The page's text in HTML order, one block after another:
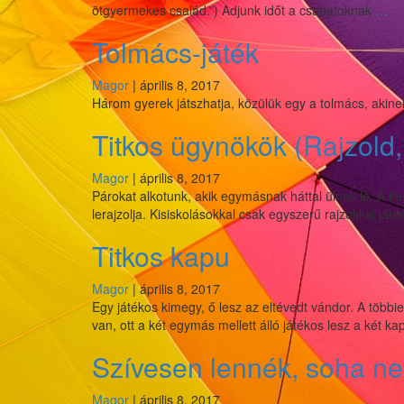
ötgyermekes család.”) Adjunk időt a csapatoknak …
Tolmács-játék
Magor | április 8, 2017
Három gyerek játszhatja, közülük egy a tolmács,
Titkos ügynökök
Magor | április 8, 2017
Párokat alkotunk, akik egymásnak háttal ülnek le. A
lerajzolja. Kisiskolásokkal csak egyszerű rajzokkal
Titkos kapu
Magor |április 8, 2017
Egy játékos kimegy, ő lesz az eltévedt vándor. A
van, ott a két egymás mellett álló játékos lesz a két
Szívesen lennék, soha
Magor | április 8, 2017